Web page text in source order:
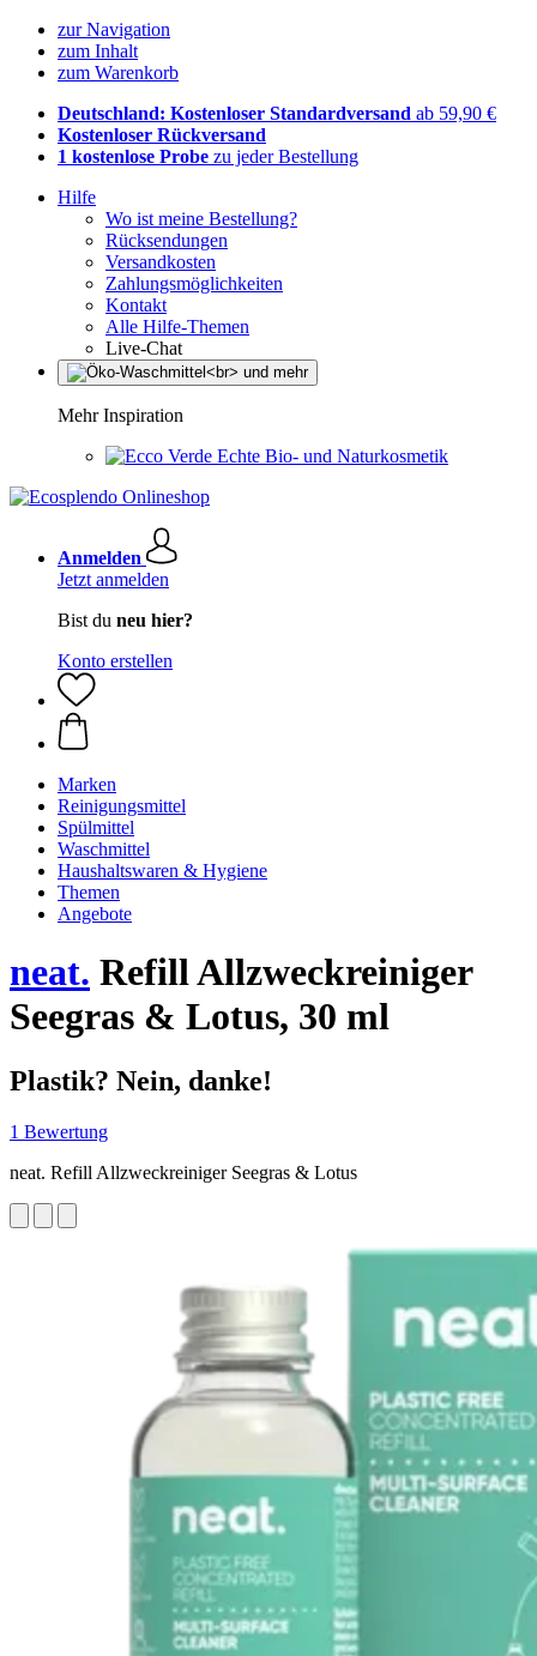
zur Navigation
zum Inhalt
zum Warenkorb
Deutschland: Kostenloser Standardversand ab 59,90 €
Kostenloser Rückversand
1 kostenlose Probe zu jeder Bestellung
Hilfe
Wo ist meine Bestellung?
Rücksendungen
Versandkosten
Zahlungsmöglichkeiten
Kontakt
Alle Hilfe-Themen
Live-Chat
Mehr Inspiration
Echte Bio- und Naturkosmetik
Anmelden
Jetzt anmelden
Bist du neu hier?
Konto erstellen
Marken
Reinigungsmittel
Spülmittel
Waschmittel
Haushaltswaren & Hygiene
Themen
Angebote
neat. Refill Allzweckreiniger
Seegras & Lotus, 30 ml
Plastik? Nein, danke!
1 Bewertung
neat. Refill Allzweckreiniger Seegras & Lotus